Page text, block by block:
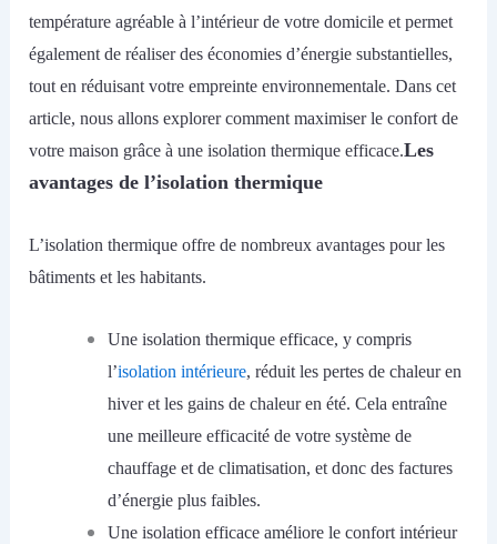
température agréable à l’intérieur de votre domicileetpermet
également de réaliser des économies d’énergie substantielles,
tout en réduisant votre empreinte environnementale. Dans cet
article, nous allons explorer comment maximiser le confort de
votre maison grâce à une isolation thermique efficace.Les
avantages de l’isolation thermique
L’isolation thermique offre de nombreux avantages pour les
bâtiments et les habitants.
Une isolation thermique efficace, y compris
l’isolation intérieure, réduit les pertes de chaleur en
hiver et les gains de chaleur en été. Cela entraîne
une meilleure efficacité de votre système de
chauffage et de climatisation, et donc des factures
d’énergie plus faibles.
Une isolation efficace améliore le confort intérieur